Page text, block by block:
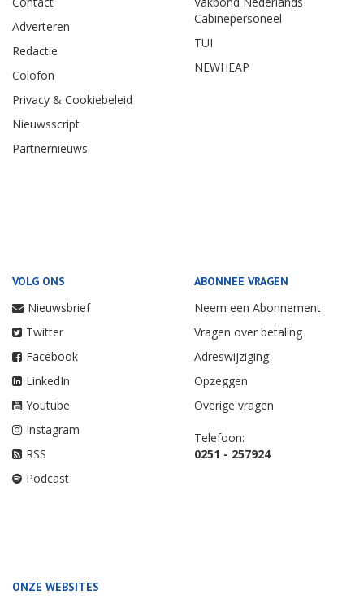
Adverteren
Redactie
Colofon
Privacy & Cookiebeleid
Nieuwsscript
Partnernieuws
Cabinepersoneel
TUI
NEWHEAP
VOLG ONS
Nieuwsbrief
Twitter
Facebook
LinkedIn
Youtube
Instagram
RSS
Podcast
ABONNEE VRAGEN
Neem een Abonnement
Vragen over betaling
Adreswijziging
Opzeggen
Overige vragen
Telefoon:
0251 - 257924
ONZE WEBSITES